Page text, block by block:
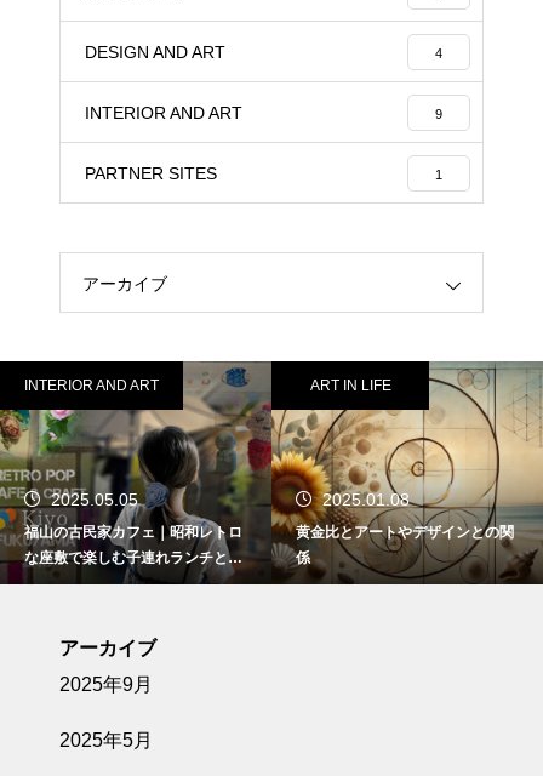
DESIGN AND ART 4
INTERIOR AND ART 9
PARTNER SITES 1
アーカイブ
ART IN LIFE
2025.01.08
黄金比とアートやデザインとの関
係
PR
立体画ポップアート
結婚祝い、新築祝い、開店祝いな
どのギフトに！ PopArtDeco ご購
入はこちら
アーカイブ
2025年9月
2025年5月